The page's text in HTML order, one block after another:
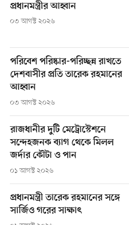
প্রধানমন্ত্রীর আহ্বান
০৩ আগস্ট ২০২৬
পরিবেশ পরিষ্কার-পরিচ্ছন্ন রাখতে
দেশবাসীর প্রতি তারেক রহমানের
আহ্বান
০৩ আগস্ট ২০২৬
রাজধানীর দুটি মেট্রোস্টেশনে
সন্দেহজনক ব্যাগ থেকে মিলল
জর্দার কৌটা ও পান
০১ আগস্ট ২০২৬
প্রধানমন্ত্রী তারেক রহমানের সঙ্গে
সার্জিও গরের সাক্ষাৎ